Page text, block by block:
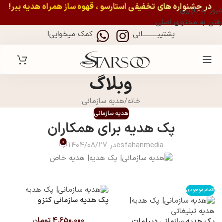
عبور به ناوبری
رفتن به محتوای اصلی
در جشنواره های تخفیفی استارسو ، قهوه ساز همراه هدیه ببر!
پشتیبــــــــــانی کمک میخوایی!
وبلاگ
خانه هدیه سازمانی
هدیه سازمانی
پک هدیه برای همکاران
esfahanmediaدر 1404/08/27 0
پک هدیه شرکتی